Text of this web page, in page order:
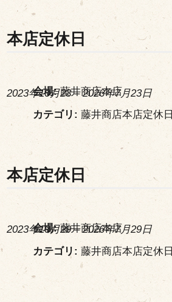
本店定休日
2023年10月23–2026年7月23日
会場: 藤井商店本店
カテゴリ: 藤井商店本店定休日
本店定休日
2023年10月29–2026年7月29日
会場: 藤井商店本店
カテゴリ: 藤井商店本店定休日